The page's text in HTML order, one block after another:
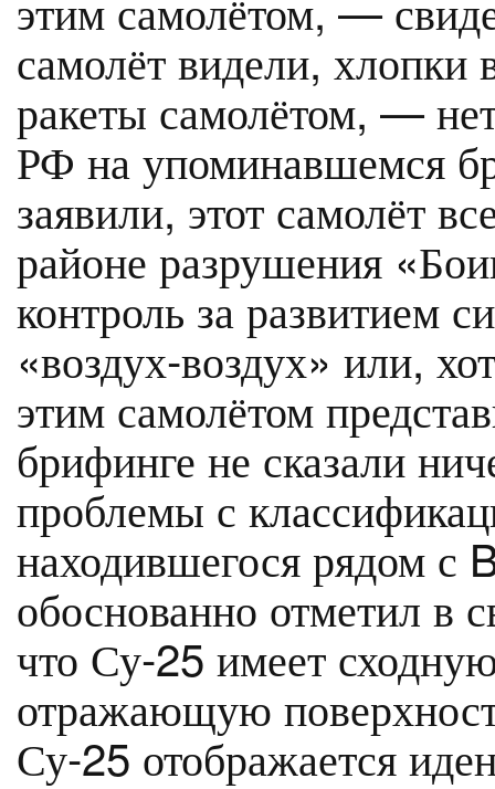
самолёт видели,
ракеты самолётом, —
РФ на упоминавшемся
заявили, этот самолёт
районе разрушения
контроль за развитием
«воздух-воздух» или,
этим самолётом
брифинге не сказали
проблемы с
находившегося рядом с
обоснованно отметил в
что Су-25 имеет
отражающую
Су-25 отображается